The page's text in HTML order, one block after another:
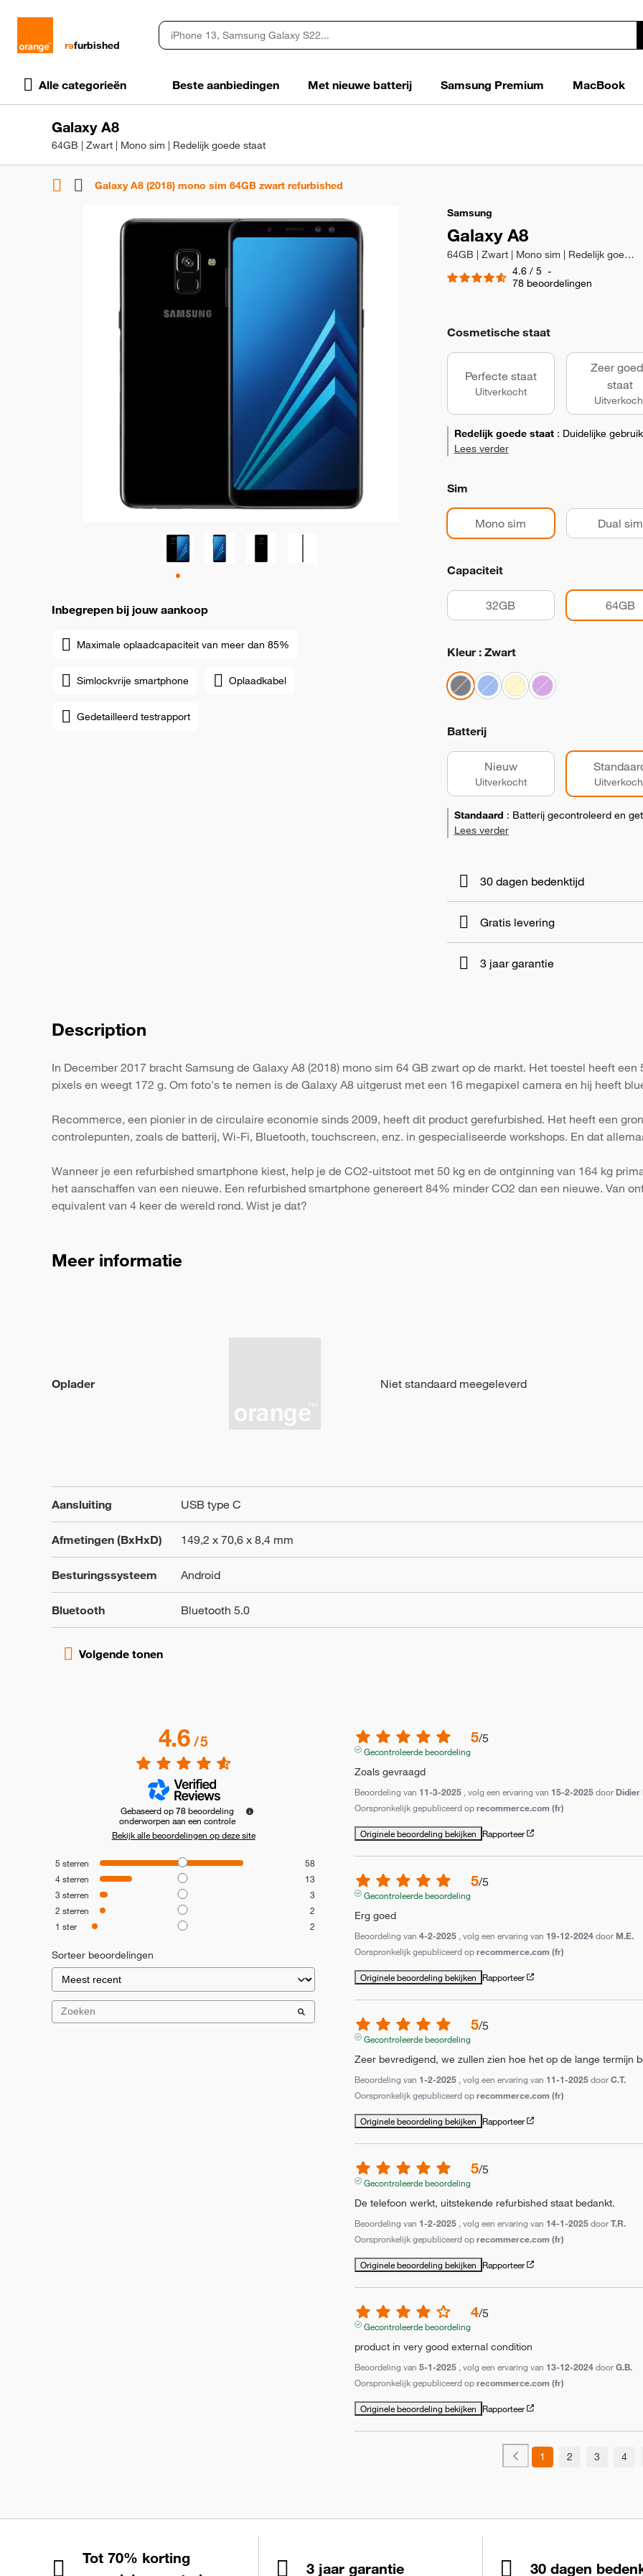
rɘfurbished
Alle categorieën Beste aanbiedingen Met nieuwe batterij Samsung Premium MacBook
Galaxy A8
64GB | Zwart | Mono sim | Redelijk goede staat
Galaxy A8 (2018) mono sim 64GB zwart refurbished
Samsung
Galaxy A8
64GB | Zwart | Mono sim | Redelijk goede staat
4.6 / 5 -
78 beoordelingen
Inbegrepen bij jouw aankoop
Maximale oplaadcapaciteit van meer dan 85%
Simlockvrije smartphone Oplaadkabel
Gedetailleerd testrapport
Cosmetische staat
Perfecte staat
Uitverkocht
Zeer
staat
Redelijk goede staat: Duidelijke
Lees verder
Sim
Mono sim Dual sim
Capaciteit
32GB 64GB
Kleur : Zwart
Batterij
Nieuw
Uitverkocht
Standaard : Batterij gecontroleerd en
Lees verder
30 dagen bedenktijd
Gratis levering
3 jaar garantie
Description
In December 2017 bracht Samsung de Galaxy A8 (2018) mono sim 64 GB zwart op de markt. Het toestel heeft
pixels en weegt 172 g. Om foto's te nemen is de Galaxy A8 uitgerust met een 16 megapixel camera en hij heeft
Recommerce, een pionier in de circulaire economie sinds 2009, heeft dit product gerefurbished. Het heeft een
controlepunten, zoals de batterij, Wi-Fi, Bluetooth, touchscreen, enz. in gespecialiseerde workshops. En dat
Wanneer je een refurbished smartphone kiest, help je de CO2-uitstoot met 50 kg en de ontginning van 164 kg
het aanschaffen van een nieuwe. Een refurbished smartphone genereert 84% minder CO2 dan een nieuwe. Van
equivalent van 4 keer de wereld rond. Wist je dat?
Meer informatie
Oplader Niet standaard meegeleverd
Aansluiting USB type C
Afmetingen (BxHxD) 149,2 x 70,6 x 8,4 mm
Besturingssysteem Android
Bluetooth Bluetooth 5.0
4.6/5
Gebaseerd op78 beoordeling
onderworpen aan een controle
Bekijk alle beoordelingen op deze site
5 sterren
58
4sterren
13
3 sterren
3
2 sterren
2
1 ster 2
Sorteer beoordelingen
5/5
Gecontroleerde beoordeling
Zoals gevraagd
Beoordeling van 11-3-2025 , volg een ervaring van 15-2-2025 door Didier
Oorspronkelijk gepubliceerd oprecommerce.com (fr)
Originele beoordeling bekijken Rapporteer
5/5
Gecontroleerde beoordeling
Erg goed
Beoordeling van4-2-2025 , volg een ervaring van 19-12-2024 door M.E.
Oorspronkelijk gepubliceerd oprecommerce.com (fr)
Originele beoordeling bekijken Rapporteer
5/5
Gecontroleerde beoordeling
Zeer bevredigend, we zullen zien hoe het op de lange termijn
Beoordeling van 1-2-2025 , volg een ervaring van 11-1-2025 doorC.T.
Oorspronkelijk gepubliceerd oprecommerce.com (fr)
Originele beoordeling bekijken Rapporteer
5/5
Gecontroleerde beoordeling
De telefoon werkt, uitstekende refurbished staat bedankt.
Beoordeling van 1-2-2025 , volg een ervaring van 14-1-2025 doorT.R.
Oorspronkelijk gepubliceerd oprecommerce.com (fr)
Originele beoordeling bekijken Rapporteer
4/5
Gecontroleerde beoordeling
product in very good external condition
Beoordeling van5-1-2025 , volg een ervaring van 13-12-2024 doorG.B.
Oorspronkelijk gepubliceerd oprecommerce.com (fr)
Originele beoordeling bekijken Rapporteer
1 2 3 4
Tot 70% korting
3 jaar garantie 30 dagen